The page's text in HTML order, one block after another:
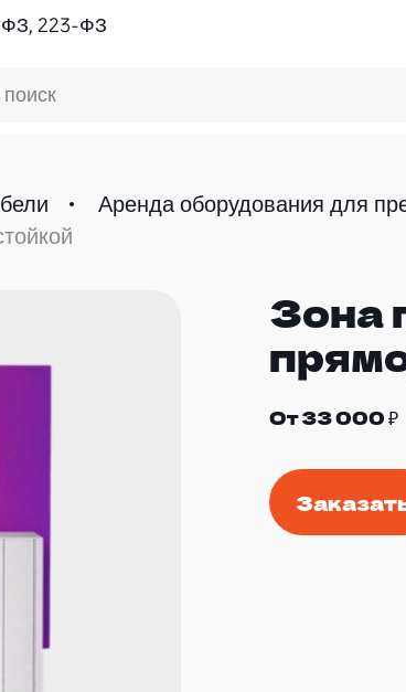
223-ФЗ
Аренда оборудования для
Зона
От 33 000 ₽